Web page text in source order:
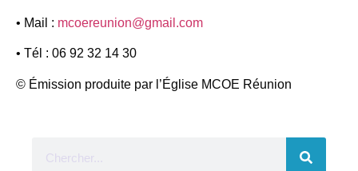
• Mail : mcoereunion@gmail.com
• Tél : 06 92 32 14 30
© Émission produite par l’Église MCOE Réunion